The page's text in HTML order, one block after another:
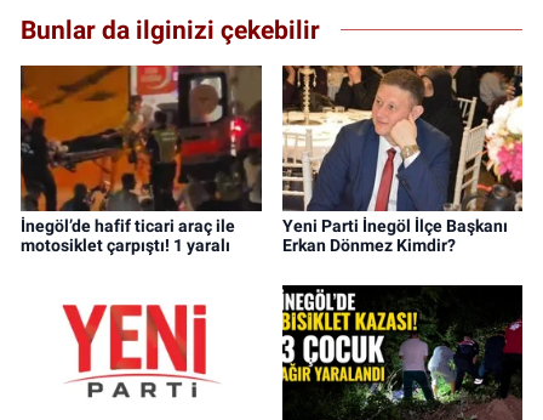
Bunlar da ilginizi çekebilir
İnegöl’de hafif ticari araç ile
motosiklet çarpıştı! 1 yaralı
Yeni Parti İnegöl İlçe Başkanı
Erkan Dönmez Kimdir?